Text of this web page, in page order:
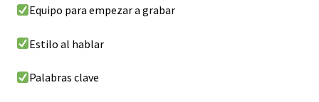
Equipo para empezar a grabar
Estilo al hablar
Palabras clave